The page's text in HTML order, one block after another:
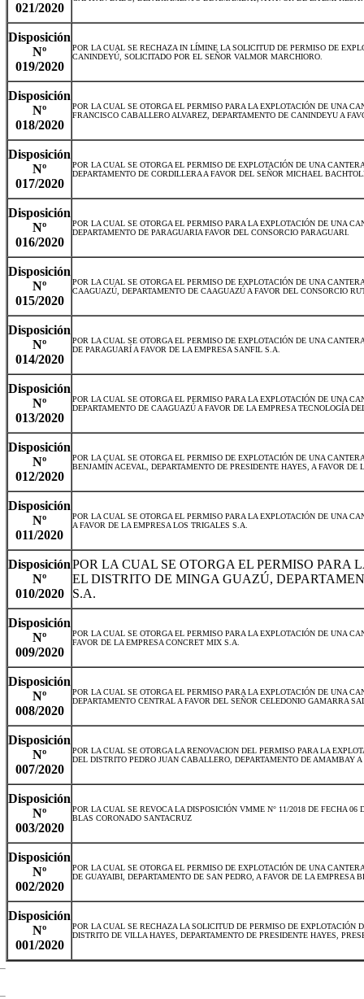
021/2020
Disposición
Nº
019/2020
POR LA CUAL SE RECHAZA IN LÍMINE LA SOLICITUD DE PERMISO DE
CANINDEYÚ, SOLICITADO POR EL SEÑOR VALMOR MARCHIORO.
Disposición
Nº
018/2020
POR LA CUAL SE OTORGA EL PERMISO PARA LA EXPLOTACIÓN DE UNA
FRANCISCO CABALLERO ALVAREZ, DEPARTAMENTO DE CANINDEYU A
Disposición
Nº
017/2020
POR LA CUAL SE OTORGA EL PERMISO DE EXPLOTACIÓN DE UNA
DEPARTAMENTO DE CORDILLERA A FAVOR DEL SEÑOR MICHAEL
Disposición
Nº
016/2020
POR LA CUAL SE OTORGA EL PERMISO PARA LA EXPLOTACIÓN DE UNA
DEPARTAMENTO DE PARAGUARIA FAVOR DEL CONSORCIO PARAGUARI.
Disposición
Nº
015/2020
POR LA CUAL SE OTORGA EL PERMISO DE EXPLOTACIÓN DE UNA
CAAGUAZÚ, DEPARTAMENTO DE CAAGUAZÚ A FAVOR DEL CONSORCIO
Disposición
Nº
014/2020
POR LA CUAL SE OTORGA EL PERMISO DE EXPLOTACIÓN DE UNA
DE PARAGUARÍ A FAVOR DE LA EMPRESA SANFIL S.A.
Disposición
Nº
013/2020
POR LA CUAL SE OTORGA EL PERMISO PARA LA EXPLOTACIÓN DE UNA
DEPARTAMENTO DE CAAGUAZÚ A FAVOR DE LA EMPRESA TECNOLOGÍA
Disposición
Nº
012/2020
POR LA CUAL SE OTORGA EL PERMISO DE EXPLOTACIÓN DE UNA
BENJAMÍN ACEVAL, DEPARTAMENTO DE PRESIDENTE HAYES, A FAVOR
Disposición
Nº
011/2020
POR LA CUAL SE OTORGA EL PERMISO PARA LA EXPLOTACIÓN DE UNA
A FAVOR DE LA EMPRESA LOS TRIGALES S.A.
Disposición
Nº
010/2020
POR LA CUAL SE OTORGA EL PERMISO
EL DISTRITO DE MINGA GUAZÚ,
S.A.
Disposición
Nº
009/2020
POR LA CUAL SE OTORGA EL PERMISO PARA LA EXPLOTACIÓN DE UNA
FAVOR DE LA EMPRESA CONCRET MIX S.A.
Disposición
Nº
008/2020
POR LA CUAL SE OTORGA EL PERMISO PARA LA EXPLOTACIÓN DE UNA
DEPARTAMENTO CENTRAL A FAVOR DEL SEÑOR CELEDONIO GAMARRA
Disposición
Nº
007/2020
POR LA CUAL SE OTORGA LA RENOVACION DEL PERMISO PARA LA
DEL DISTRITO PEDRO JUAN CABALLERO, DEPARTAMENTO DE AMAMBAY
Disposición
Nº
003/2020
POR LA CUAL SE REVOCA LA DISPOSICIÓN VMME N° 11/2018 DE FECHA
BLAS CORONADO SANTACRUZ
Disposición
Nº
002/2020
POR LA CUAL SE OTORGA EL PERMISO DE EXPLOTACIÓN DE UNA
DE GUAYAIBI, DEPARTAMENTO DE SAN PEDRO, A FAVOR DE LA EMPRESA
Disposición
Nº
001/2020
POR LA CUAL SE RECHAZA LA SOLICITUD DE PERMISO DE
DISTRITO DE VILLA HAYES, DEPARTAMENTO DE PRESIDENTE HAYES,